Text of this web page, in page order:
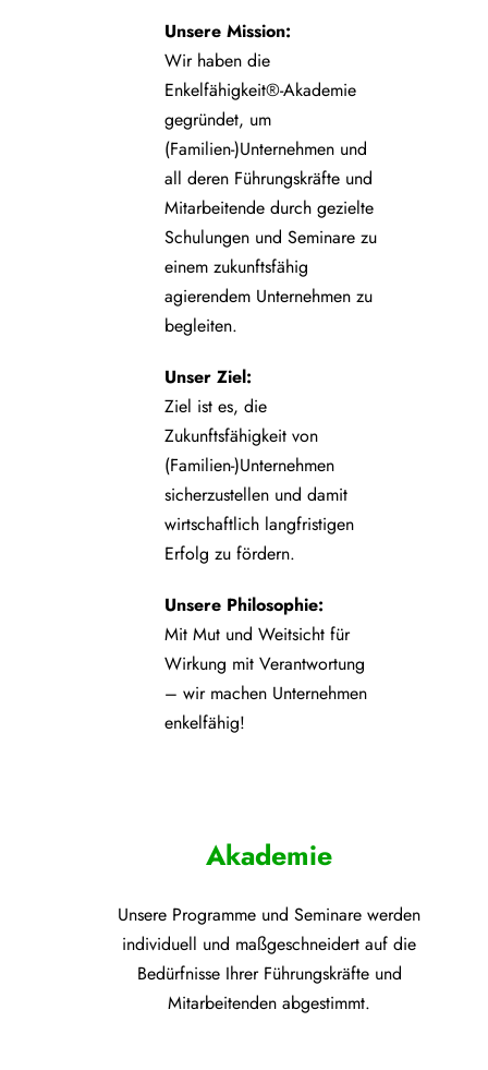
Unsere Mission:
Wir haben die
Enkelfähigkeit®-Akademie
gegründet, um
(Familien-)Unternehmen und
all deren Führungskräfte und
Mitarbeitende durch gezielte
Schulungen und Seminare zu
einem zukunftsfähig
agierendem Unternehmen zu
begleiten.
Unser Ziel:
Ziel ist es, die
Zukunftsfähigkeit von
(Familien-)Unternehmen
sicherzustellen und damit
wirtschaftlich langfristigen
Erfolg zu fördern.
Unsere Philosophie:
Mit Mut und Weitsicht für
Wirkung mit Verantwortung
– wir machen Unternehmen
enkelfähig!
Akademie
Unsere Programme und Seminare werden
individuell und maßgeschneidert auf die
Bedürfnisse Ihrer Führungskräfte und
Mitarbeitenden abgestimmt.